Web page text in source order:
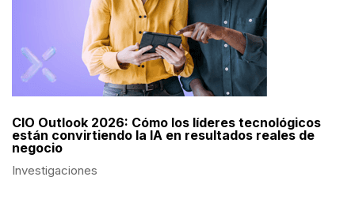
CIO Outlook 2026: Cómo los líderes tecnológicos
están convirtiendo la IA en resultados reales de
negocio
Investigaciones